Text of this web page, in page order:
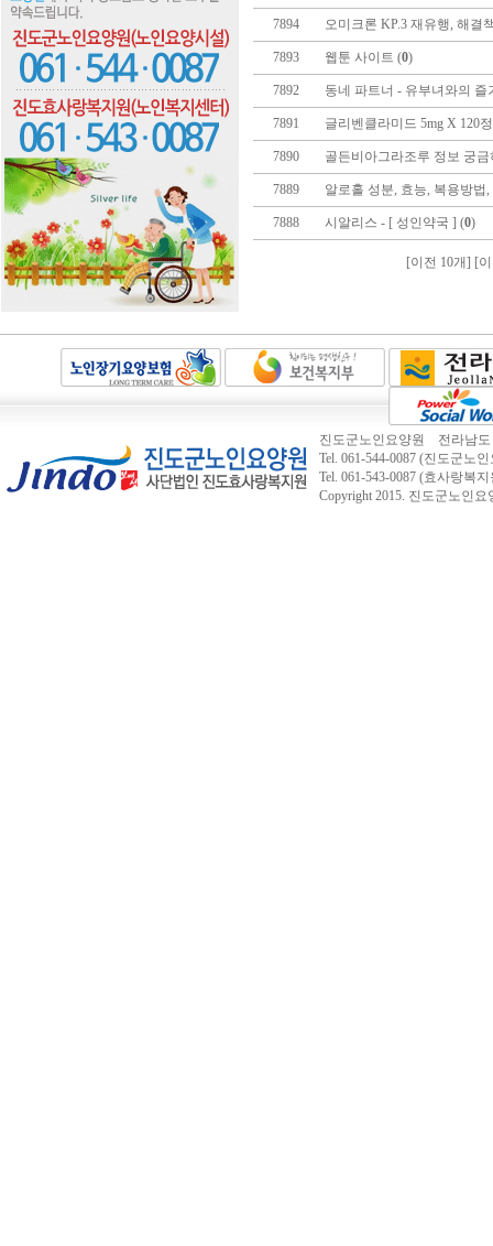
7894 오미크론 KP.3 재유행, 해결
7893 웹툰 사이트 (0)
7892 동네 파트너 - 유부녀와의 즐
7891 글리벤클라미드 5mg X 120
7890 골든비아그라조루 정보 궁
7889 알로홀 성분, 효능, 복용방법
7888 시알리스 - [ 성인약국 ] (0)
[이전 10개] [
진도군노인요양원 전라남도
Tel. 061-544-0087 (진도군노
Tel. 061-543-0087 (효사랑복
Copyright 2015. 진도군노인요